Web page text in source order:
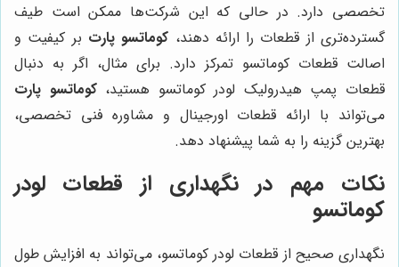
تخصصی دارد. در حالی که این شرکت‌ها ممکن است طیف
گسترده‌تری از قطعات را ارائه دهند، کوماتسو پارت بر کیفیت و
اصالت قطعات کوماتسو تمرکز دارد. برای مثال، اگر به دنبال
قطعات پمپ هیدرولیک لودر کوماتسو هستید،کوماتسو پارت
می‌تواند با ارائه قطعات اورجینال و مشاوره فنی تخصصی،
بهترین گزینه را به شما پیشنهاد دهد.
نکات مهم در نگهداری از قطعات لودر
کوماتسو
نگهداری صحیح از قطعات لودر کوماتسو، می‌تواند به افزایش طول